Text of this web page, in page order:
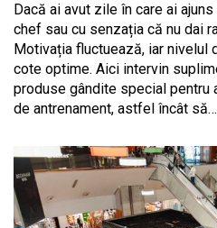
Dacă ai avut zile în care ai
chef sau cu senzația că nu dai
Motivația fluctuează, iar nivelul
cote optime. Aici intervin
produse gândite special pentru
de antrenament, astfel încât să…